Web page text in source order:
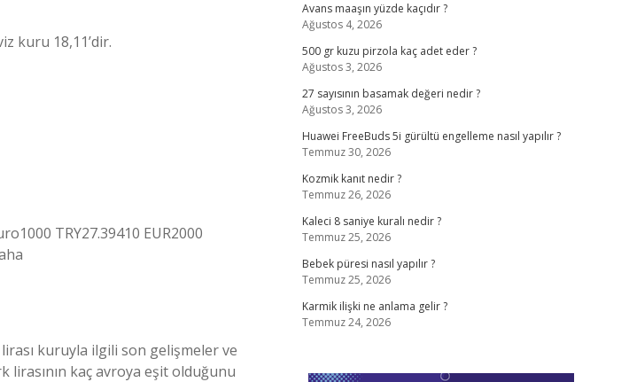
kuru 18,11’dir.
TRY27.39410 EUR2000
kuruyla ilgili son gelişmeler ve
lirasının kaç avroya eşit olduğunu
Avans maaşın yüzde kaçıdır ?
Ağustos 4, 2026
500 gr kuzu pirzola kaç adet eder ?
Ağustos 3, 2026
27 sayısının basamak değeri nedir ?
Ağustos 3, 2026
Huawei FreeBuds 5i gürültü engelleme nasıl yapılır ?
Temmuz 30, 2026
Kozmik kanıt nedir ?
Temmuz 26, 2026
Kaleci 8 saniye kuralı nedir ?
Temmuz 25, 2026
Bebek püresi nasıl yapılır ?
Temmuz 25, 2026
Karmik ilişki ne anlama gelir ?
Temmuz 24, 2026